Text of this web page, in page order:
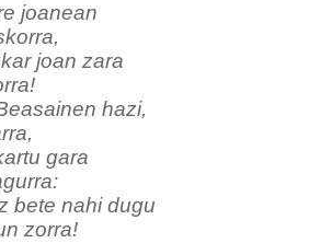
joanean
joan zara
hazi,
gara
bete nahi dugu
zorra!